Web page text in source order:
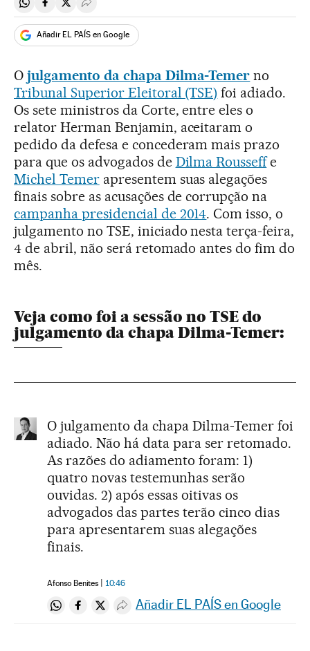
Compartir en Whatsapp
Compartir en Facebook
Compartir en Twitter
Desplegar Redes Sociales
Añadir EL PAÍS en Google
O julgamento da chapa Dilma-Temer no
Tribunal Superior Eleitoral (TSE) foi adiado.
Os sete ministros da Corte, entre eles o
relator Herman Benjamin, aceitaram o
pedido da defesa e concederam mais prazo
para que os advogados de Dilma Rousseffe
Michel Temerapresentem suas alegações
finais sobre as acusações de corrupção na
campanha presidencial de 2014. Com isso, o
julgamento no TSE, iniciado nesta terça-feira,
4 de abril, não será retomado antes do fim do
mês.
Veja como foi a sessão no TSE do
julgamento da chapa Dilma-Temer:
O julgamento da chapa Dilma-Temer foi
adiado. Não há data para ser retomado.
As razões do adiamento foram: 1)
quatro novas testemunhas serão
ouvidas. 2) após essas oitivas os
advogados das partes terão cinco dias
para apresentarem suas alegações
finais.
Afonso Benites 10:46
Compartir en Whatsapp
Compartir en Facebook
Compartir en Twitter
Desplegar Redes Sociales
Añadir EL PAÍS en Google